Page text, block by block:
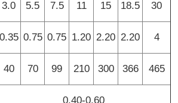
3.0 5.5 7.5 11 15 18.5 30
0.35 0.75 0.75 1.20 2.20 2.20 4
40 70 99 210 300 366 465
0.40-0.60